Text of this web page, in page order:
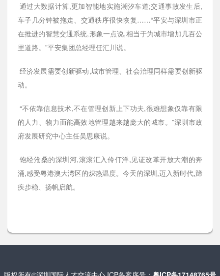
通过大数据计算,更加智能地实施潮汐车道;交通事故发生后,
车子几分钟被拖走、交通秩序很快恢复……“平安与深圳市正
在推进的智慧交通系统,形象一点说,相当于为城市增加几百公
里道路。”平安集团总经理任汇川说。
经济发展需要创新驱动,城市管理、社会治理同样需要创新驱
动。
“不依靠信息技术,不在管理创新上下功夫,很难想象仅靠有限
的人力、物力而能高效地管理越来越庞大的城市。”深圳市政
府发展研究中心主任吴思康说。
饱经沧桑的深圳河,滚滚汇入伶仃洋,见证改革开放大潮的奔
涌,感受粤港澳大湾区的炽热温度。今天的深圳,迈入新时代,蹄
疾步稳、扬帆启航。